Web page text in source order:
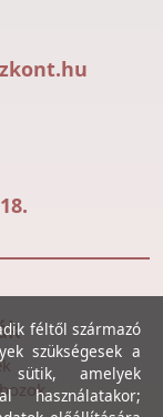
féltől származó
szükségesek a
sütik, amelyek
használatakor;